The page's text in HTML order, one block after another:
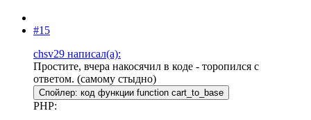
#15
chsv29 написал(а):
Простите, вчера накосячил в коде - торопился с
ответом. (самому стыдно)
Спойлер: код функции function cart_to_base
PHP: